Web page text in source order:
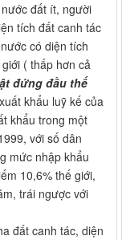
đất ít, người
tích đất canh tác
có diện tích
( thấp hơn cả
đứng đầu thế
khẩu luỹ kế của
khẩu trong một
với số dân
mức nhập khẩu
10,6% thế giới,
trái ngược với
đất canh tác, diện